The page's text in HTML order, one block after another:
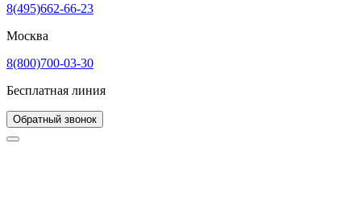
8(495)662-66-23
Москва
8(800)700-03-30
Бесплатная линия
Обратный звонок